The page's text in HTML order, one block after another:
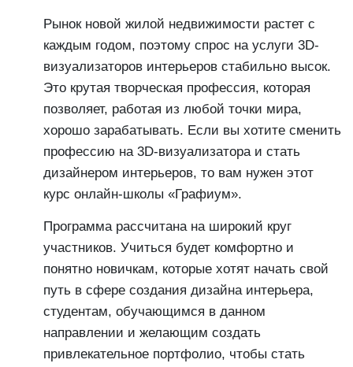
Рынок новой жилой недвижимости растет с
каждым годом, поэтому спрос на услуги 3D-
визуализаторов интерьеров стабильно высок.
Это крутая творческая профессия, которая
позволяет, работая из любой точки мира,
хорошо зарабатывать. Если вы хотите сменить
профессию на 3D-визуализатора и стать
дизайнером интерьеров, то вам нужен этот
курс онлайн-школы «Графиум».
Программа рассчитана на широкий круг
участников. Учиться будет комфортно и
понятно новичкам, которые хотят начать свой
путь в сфере создания дизайна интерьера,
студентам, обучающимся в данном
направлении и желающим создать
привлекательное портфолио, чтобы стать